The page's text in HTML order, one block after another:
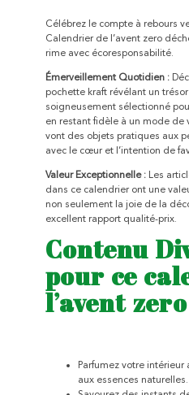
Célébrez le compte à rebours
Calendrier de l’avent zero
rime avec écoresponsabilité.
Émerveillement Quotidien :
pochette kraft révélant un
soigneusement sélectionné
en restant fidèle à un mode de
vont des objets pratiques aux
avec le cœur et l’intention de
Valeur Exceptionnelle :Les
dans ce calendrier ont une
non seulement la joie de la
excellent rapport qualité-prix.
Contenu
pour ce
l’avent
Parfumez votre
aux essences naturelles.